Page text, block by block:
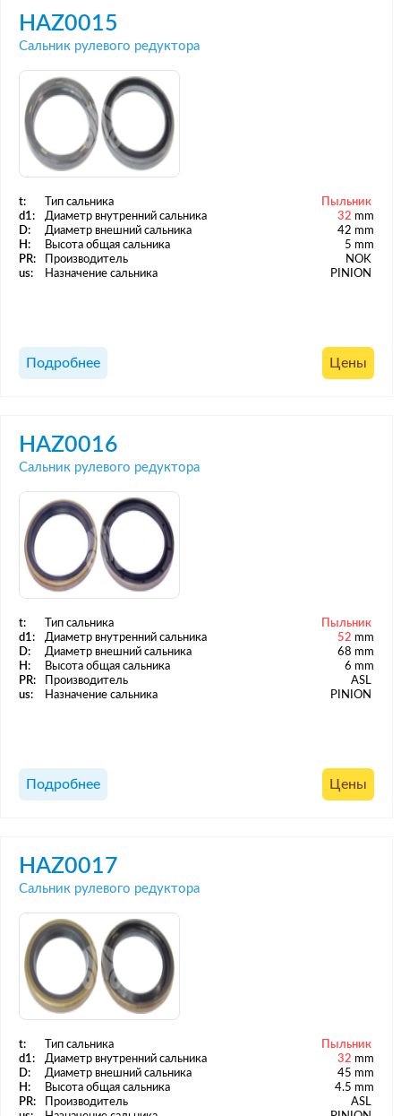
HAZ0015
Сальник рулевого редуктора
t: Тип сальника
Пыльник
d1:
Диаметр внутренний сальника 32 mm
D:
Диаметр внешний сальника
42 mm
H:
Высота общая сальника
5 mm
PR:
Производитель
NOK
us:
Назначение сальника PINION
Подробнее Цены
HAZ0016
Сальник рулевого редуктора
t: Тип сальника
Пыльник
d1:
Диаметр внутренний сальника 52 mm
D:
Диаметр внешний сальника
68 mm
H:
Высота общая сальника
6 mm
PR:
Производитель
ASL
us:
Назначение сальника PINION
Подробнее Цены
HAZ0017
Сальник рулевого редуктора
t: Тип сальника
Пыльник
d1:
Диаметр внутренний сальника 32 mm
D:
Диаметр внешний сальника
45 mm
H:
Высота общая сальника
4.5 mm
PR:
Производитель
ASL